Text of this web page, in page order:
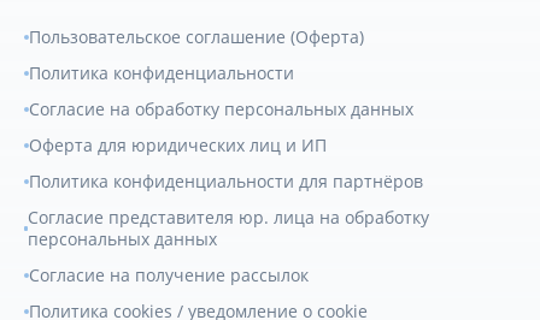
Пользовательское соглашение (Оферта)
Политика конфиденциальности
Согласие на обработку персональных данных
Оферта для юридических лиц и ИП
Политика конфиденциальности для партнёров
Согласие представителя юр. лица на обработку
персональных данных
Согласие на получение рассылок
Политика cookies / уведомление о cookie